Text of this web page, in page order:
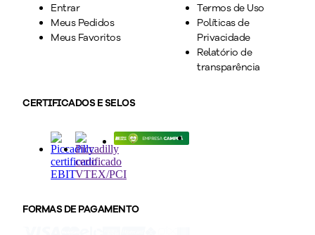
Entrar
Meus Pedidos
Meus Favoritos
Termos de Uso
Políticas de
Privacidade
Relatório de
transparência
CERTIFICADOS E SELOS
FORMAS DE PAGAMENTO